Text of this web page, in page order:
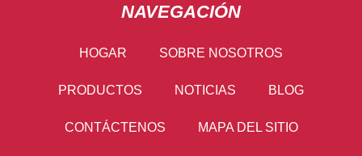
NAVEGACIÓN
HOGAR SOBRE NOSOTROS
PRODUCTOS NOTICIAS BLOG
CONTÁCTENOS MAPA DEL SITIO